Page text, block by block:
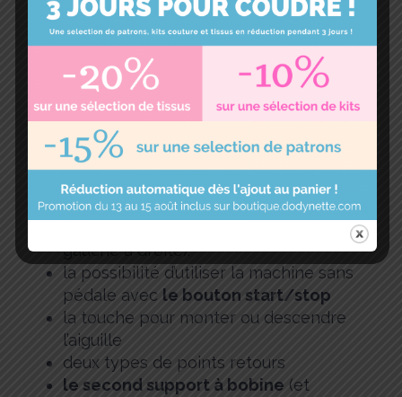
ou besoin)
des possibilités deréglages très
précis des points de couture( la
longueur du point peut être réglée
progressivement de 0,0 à 4,5 mm et
la largeur de 0 à 7,0 mm)
le placement de l’aiguille
l’emplacement choisi par l’utilisateur
(elle peut êtredéplacée sur la
gauche à droite).
la possibilité d’utiliser la machine sans
pédale avec le bouton start/stop
la touche pour monter ou descendre
l’aiguille
deux types de points retours
le second support à bobine (et